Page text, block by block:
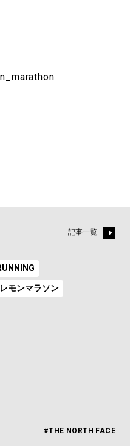
記事一覧
モンマラソン
#THE NORTH FACE